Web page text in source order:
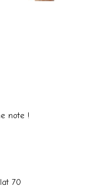
note !